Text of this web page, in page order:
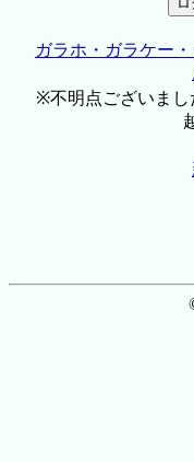
ガラホ・ガラケー
※不明点ございまし